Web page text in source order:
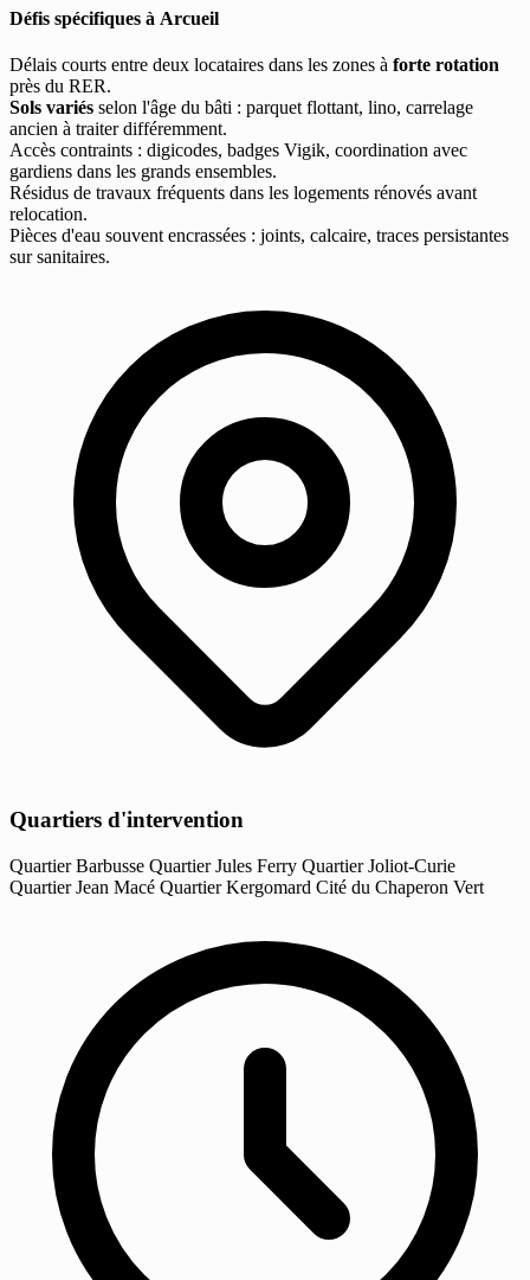
Défis spécifiques à Arcueil
Délais courts entre deux locataires dans les zones à forte rotation
près du RER.
Sols variés selon l'âge du bâti : parquet flottant, lino, carrelage
ancien à traiter différemment.
Accès contraints : digicodes, badges Vigik, coordination avec
gardiens dans les grands ensembles.
Résidus de travaux fréquents dans les logements rénovés avant
relocation.
Pièces d'eau souvent encrassées : joints, calcaire, traces persistantes
sur sanitaires.
Quartiers d'intervention
Quartier Barbusse Quartier Jules Ferry Quartier Joliot-Curie
Quartier Jean Macé Quartier Kergomard Cité du Chaperon Vert